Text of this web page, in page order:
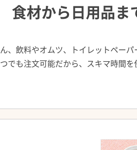
食材から日用品ま
、飲料やオムツ、トイレットペーパ
でも注文可能だから、スキマ時間を